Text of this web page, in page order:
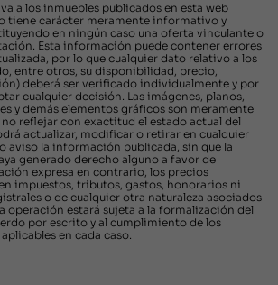
a los inmuebles publicados en esta web
tiene carácter meramente informativo y
en ningún caso una oferta vinculante o
Esta información puede contener errores
por lo que cualquier dato relativo a los
entre otros, su disponibilidad, precio,
deberá ser verificado individualmente y por
cualquier decisión. Las imágenes, planos,
y demás elementos gráficos son meramente
reflejar con exactitud el estado actual del
actualizar, modificar o retirar en cualquier
aviso la información publicada, sin que la
generado derecho alguno a favor de
expresa en contrario, los precios
impuestos, tributos, gastos, honorarios ni
o de cualquier otra naturaleza asociados
operación estará sujeta a la formalización del
por escrito y al cumplimiento de los
en cada caso.